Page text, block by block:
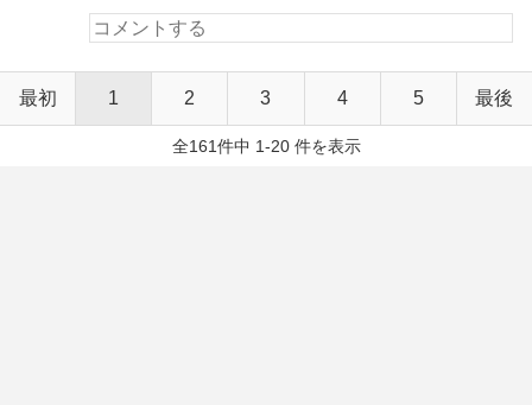
最初 1 2 3 4 5 最後
全161件中 1-20 件を表示